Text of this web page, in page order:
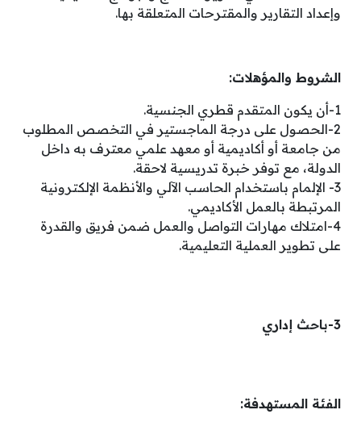
وإعداد التقارير والمقترحات المتعلقة بها.
الشروط والمؤهلات:
1-أن يكون المتقدم قطري الجنسية.
2-الحصول على درجة الماجستير في التخصص المطلوب
من جامعة أو أكاديمية أو معهد علمي معترف به داخل
الدولة، مع توفر خبرة تدريسية لاحقة.
3- الإلمام باستخدام الحاسب الآلي والأنظمة الإلكترونية
المرتبطة بالعمل الأكاديمي.
4-امتلاك مهارات التواصل والعمل ضمن فريق والقدرة
على تطوير العملية التعليمية.
3-باحث إداري
الفئة المستهدفة: